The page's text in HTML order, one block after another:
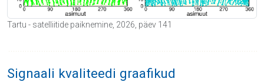
Tartu - satelliitide paiknemine, 2026, päev 141
Signaali kvaliteedi graafikud